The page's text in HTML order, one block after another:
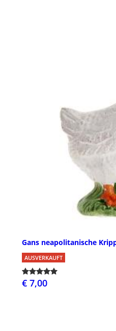
Gans neapolitanische
AUSVERKAUFT
€ 7,00